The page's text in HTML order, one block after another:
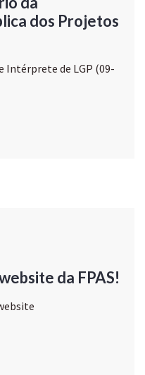
dos Projetos
Intérprete de LGP (09-
da FPAS!